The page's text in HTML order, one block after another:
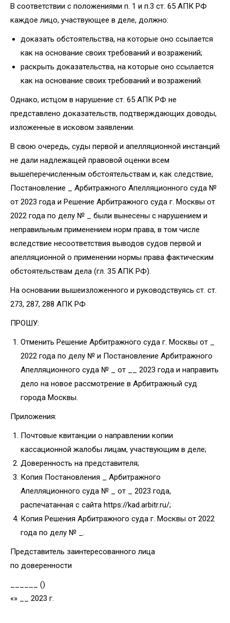
В соответствии с положениями п. 1 и п.3 ст. 65 АПК РФ
каждое лицо, участвующее в деле, должно:
доказать обстоятельства, на которые оно ссылается
как на основание своих требований и возражений;
раскрыть доказательства, на которые оно ссылается
как на основание своих требований и возражений.
Однако, истцом в нарушение ст. 65 АПК РФ не
представлено доказательств, подтверждающих доводы,
изложенные в исковом заявлении.
В свою очередь, суды первой и апелляционной инстанций
не дали надлежащей правовой оценки всем
вышеперечисленным обстоятельствам и, как следствие,
Постановление _ Арбитражного Апелляционного суда №
от 2023 года и Решение Арбитражного суда г. Москвы от
2022 года по делу № _ были вынесены с нарушением и
неправильным применением норм права, в том числе
вследствие несоответствия выводов судов первой и
апелляционной о применении нормы права фактическим
обстоятельствам дела (гл. 35 АПК РФ).
На основании вышеизложенного и руководствуясь ст. ст.
273, 287, 288 АПК РФ
ПРОШУ:
Отменить Решение Арбитражного суда г. Москвы от _
2022 года по делу № и Постановление Арбитражного
Апелляционного суда № _ от __ 2023 года и направить
дело на новое рассмотрение в Арбитражный суд
города Москвы.
Приложения:
Почтовые квитанции о направлении копии
кассационной жалобы лицам, участвующим в деле;
Доверенность на представителя;
Копия Постановления _ Арбитражного
Апелляционного суда № _ от _ 2023 года,
распечатанная с сайта https://kad.arbitr.ru/;
Копия Решения Арбитражного суда г. Москвы от 2022
года по делу № _.
Представитель заинтересованного лица
по доверенности
______ ()
«» __ 2023 г.